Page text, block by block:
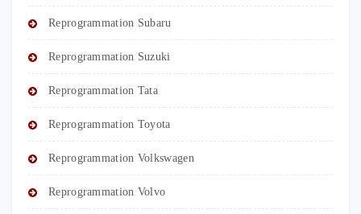
Reprogrammation Subaru
Reprogrammation Suzuki
Reprogrammation Tata
Reprogrammation Toyota
Reprogrammation Volkswagen
Reprogrammation Volvo